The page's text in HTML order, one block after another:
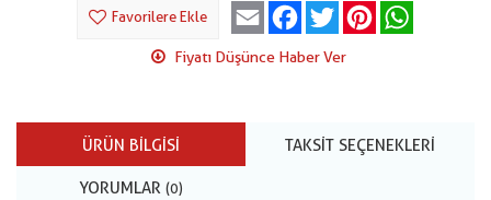
Favorilere Ekle Email Facebook
Twitter Pinterest
Fiyatı Düşünce Haber Ver
ÜRÜN BILGISI TAKSIT SEÇENEKLERI
YORUMLAR (0)